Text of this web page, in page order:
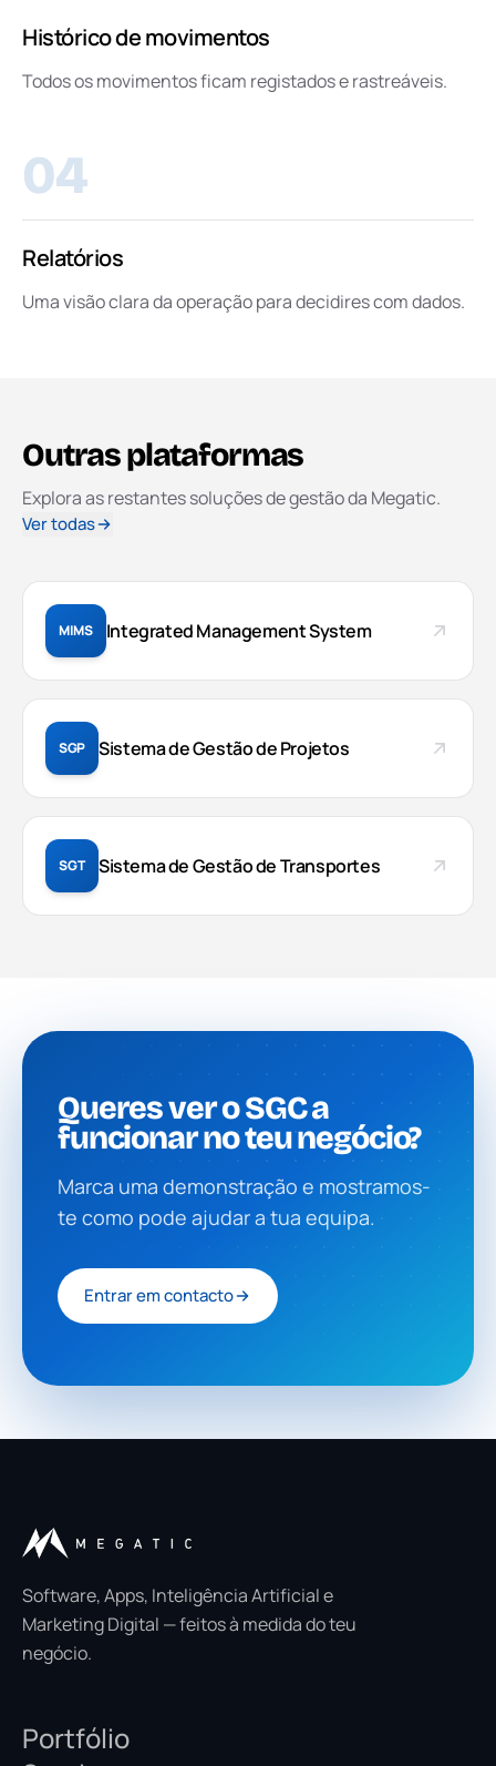
Histórico de movimentos
Todos os movimentos ficam registados e rastreáveis.
04
Relatórios
Uma visão clara da operação para decidires com dados.
Outras plataformas
Explora as restantes soluções de gestão da Megatic.
Ver todas
MIMS Integrated Management System
SGP Sistema de Gestão de Projetos
SGT Sistema de Gestão de Transportes
Queres ver o SGC a
funcionar no teu negócio?
Marca uma demonstração e mostramos-
te como pode ajudar a tua equipa.
Entrar em contacto
Software, Apps, Inteligência Artificial e
Marketing Digital — feitos à medida do teu
negócio.
Portfólio